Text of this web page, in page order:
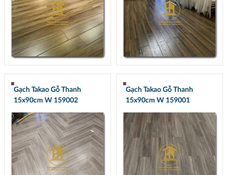
Gạch Takao Gỗ Thanh
15x90cm W 159002
Gạch Takao Gỗ Thanh
15x90cm W 159001